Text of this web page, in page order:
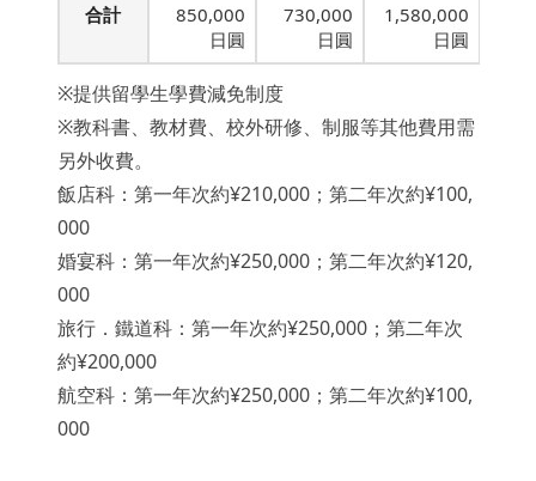
合計
850,000
日圓
730,000
日圓
1,580,000
日圓
※提供留學生學費減免制度
※教科書、教材費、校外研修、制服等其他費用需
另外收費。
飯店科：第一年次約¥210,000；第二年次約¥100,
000
婚宴科：第一年次約¥250,000；第二年次約¥120,
000
旅行．鐵道科：第一年次約¥250,000；第二年次
約¥200,000
航空科：第一年次約¥250,000；第二年次約¥100,
000